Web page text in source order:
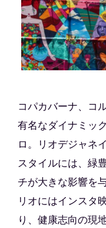
コパカバーナ、コ
有名なダイナミッ
ロ。リオデジャネ
スタイルには、緑
チが大きな影響を
リオにはインスタ
り、健康志向の現